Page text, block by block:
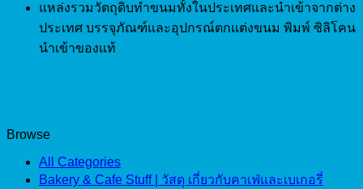
แหล่งรวมวัตถุดิบทำขนมทั้งในประเทศและนำเข้าจากต่าง
ประเทศ บรรจุภัณฑ์และอุปกรณ์ตกแต่งขนม พิมพ์ ซิลิโคน
นำเข้าของแท้
Browse
All Categories
Bakery & Cafe Stuff | วัสดุ เกี่ยวกับคาเฟ่และเบเกอรี่